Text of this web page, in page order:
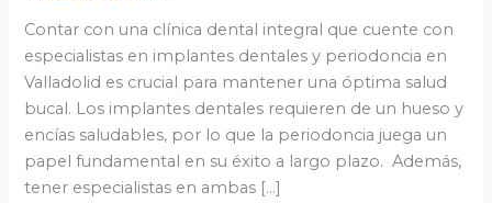
Contar con una clínica dental integral que cuente con
especialistas en implantes dentales y periodoncia en
Valladolid es crucial para mantener una óptima salud
bucal. Los implantes dentales requieren de un hueso y
encías saludables, por lo que la periodoncia juega un
papel fundamental en su éxito a largo plazo. Además,
tener especialistas en ambas […]